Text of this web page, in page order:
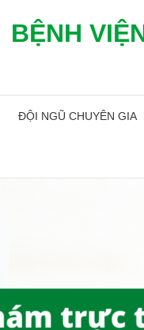
BỆNH
ĐỘI NGŨ CHUYÊN GIA